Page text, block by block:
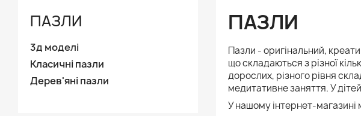
ПАЗЛИ
3д моделі
Класичні пазли
Дерев'яні пазли
ПАЗЛИ
Пазли - оригінальний,
що складаються з різної
дорослих, різного рівня
медитативне заняття. У
У нашому інтернет-магазині